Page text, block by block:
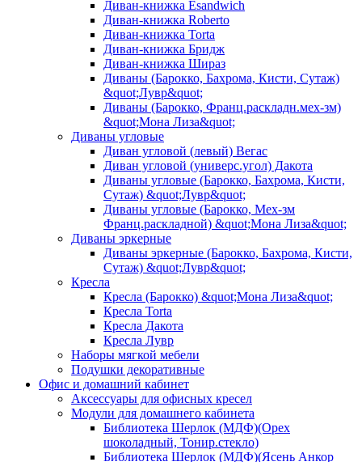
Диван-книжка Esandwich
Диван-книжка Roberto
Диван-книжка Torta
Диван-книжка Бридж
Диван-книжка Шираз
Диваны (Барокко, Бахрома, Кисти, Сутаж)
&quot;Лувр&quot;
Диваны (Барокко, Франц.раскладн.мех-зм)
&quot;Мона Лиза&quot;
Диваны угловые
Диван угловой (левый) Вегас
Диван угловой (универс.угол) Дакота
Диваны угловые (Барокко, Бахрома, Кисти,
Сутаж) &quot;Лувр&quot;
Диваны угловые (Барокко, Мех-зм
Франц.раскладной) &quot;Мона Лиза&quot;
Диваны эркерные
Диваны эркерные (Барокко, Бахрома, Кисти,
Сутаж) &quot;Лувр&quot;
Кресла
Кресла (Барокко) &quot;Мона Лиза&quot;
Кресла Torta
Кресла Дакота
Кресла Лувр
Наборы мягкой мебели
Подушки декоративные
Офис и домашний кабинет
Аксессуары для офисных кресел
Модули для домашнего кабинета
Библиотека Шерлок (МДФ)(Орех
шоколадный, Тонир.стекло)
Библиотека Шерлок (МДФ)(Ясень Анкор